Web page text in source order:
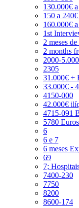
130.000€
150 a
160.000€
1st
2 meses
2 months
2000-
2305
31.000€ +
33.000€ -
4150-000
42.000€
4715-091
5780
6
6 e 7
6 meses
69
7;
7400-230
7750
8200
8600-174